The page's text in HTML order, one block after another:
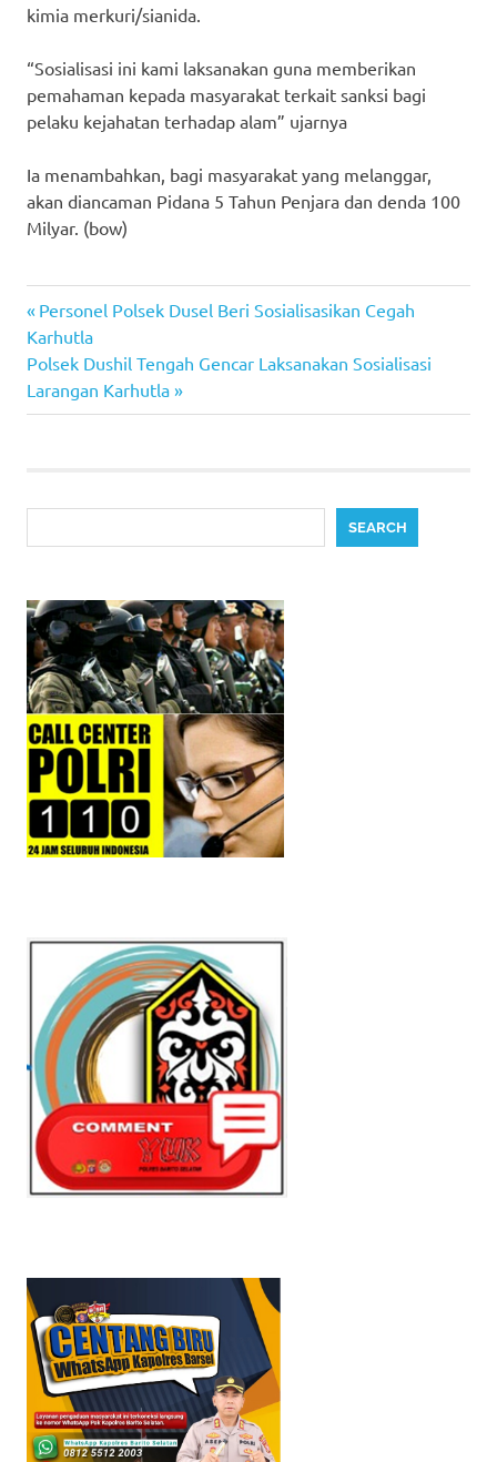
kimia merkuri/sianida.
“Sosialisasi ini kami laksanakan guna memberikan
pemahaman kepada masyarakat terkait sanksi bagi
pelaku kejahatan terhadap alam” ujarnya
Ia menambahkan, bagi masyarakat yang melanggar,
akan diancaman Pidana 5 Tahun Penjara dan denda 100
Milyar. (bow)
Post
navigation
Previous
Post:
Personel Polsek Dusel Beri Sosialisasikan Cegah
Karhutla
Next
Post:
Polsek Dushil Tengah Gencar Laksanakan Sosialisasi
Larangan Karhutla
SEARCH